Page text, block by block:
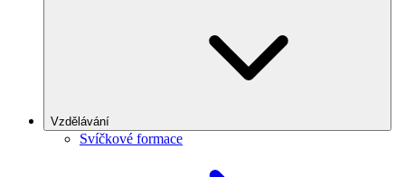
Vzdělávání
Svíčkové formace